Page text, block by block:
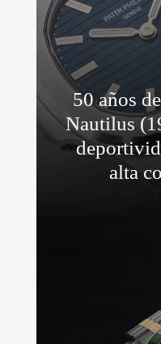
50 años
Nautilus
alta